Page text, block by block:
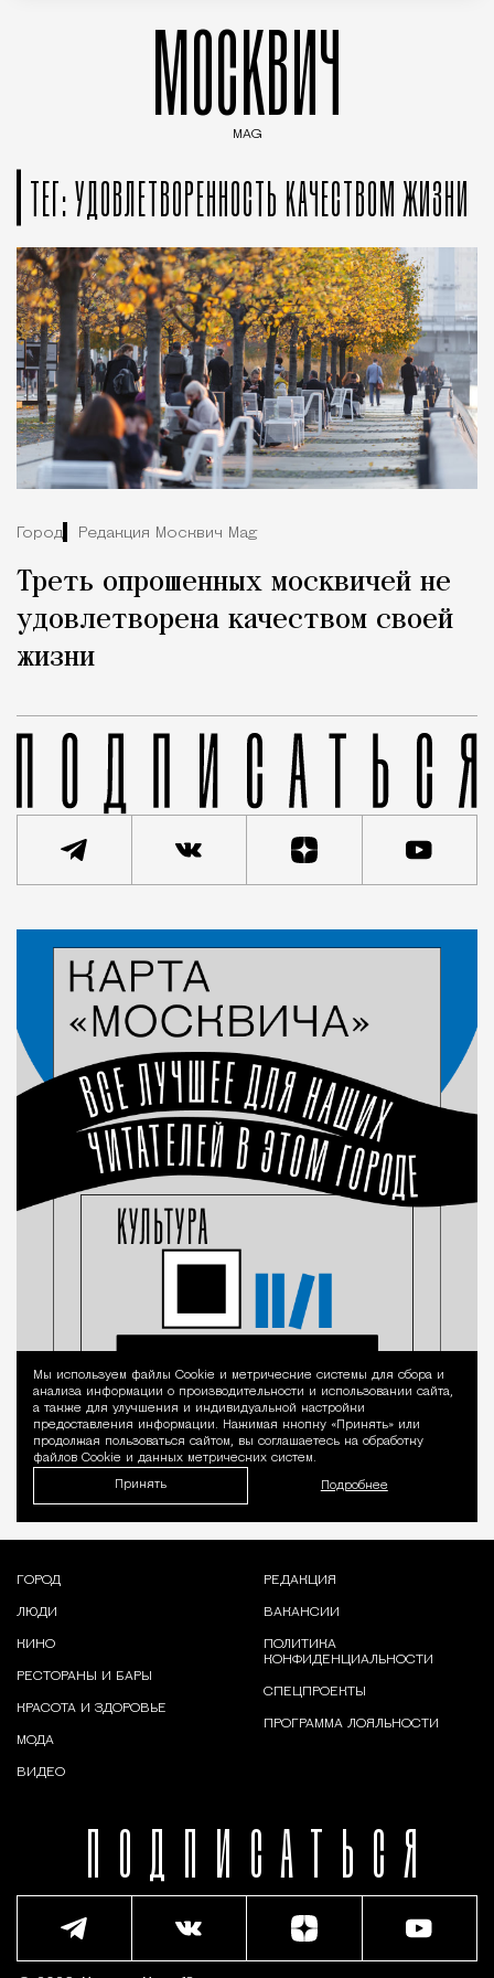
МОСКВИЧ
MAG
ТЕГ: УДОВЛЕТВОРЕННОСТЬ КАЧЕСТВОМ ЖИЗНИ
Город Редакция Москвич Mag
Треть опрошенных москвичей не
удовлетворена качеством своей
жизни
Уведомление
Мы используем файлы Сookie и метрические системы для сбора и
анализа информации о производительности и использовании сайта,
а также для улучшения и индивидуальной настройки
предоставления информации. Нажимая кнопку «Принять» или
продолжая пользоваться сайтом, вы соглашаетесь на обработку
файлов Cookie и данных метрических систем.
Принять Подробнее
ПОДПИСАТЬСЯ
ГОРОД
ЛЮДИ
КИНО
РЕСТОРАНЫ И БАРЫ
КРАСОТА И ЗДОРОВЬЕ
МОДА
ВИДЕО
РЕДАКЦИЯ
ВАКАНСИИ
ПОЛИТИКА
КОНФИДЕНЦИАЛЬНОСТИ
СПЕЦПРОЕКТЫ
ПРОГРАММА ЛОЯЛЬНОСТИ